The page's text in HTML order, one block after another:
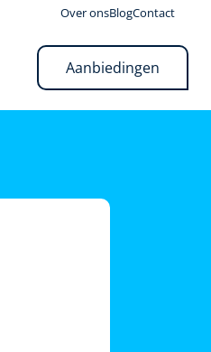
Over onsBlogContact
Aanbiedingen